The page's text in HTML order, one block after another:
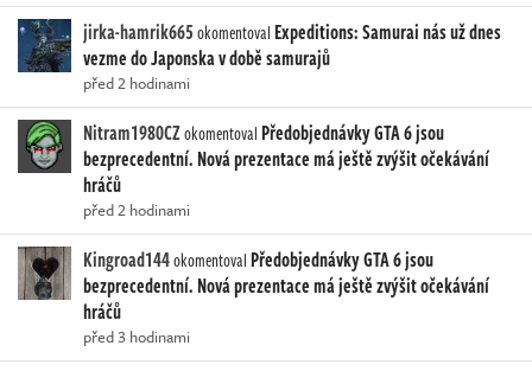
jirka-hamrik665okomentoval Expeditions: Samurai nás už dnes
vezme do Japonska v době samurajů
před 2 hodinami
Nitram1980CZokomentoval Předobjednávky GTA 6 jsou
bezprecedentní. Nová prezentace má ještě zvýšit očekávání
hráčů
před 2 hodinami
Kingroad144okomentoval Předobjednávky GTA 6 jsou
bezprecedentní. Nová prezentace má ještě zvýšit očekávání
hráčů
před 3 hodinami